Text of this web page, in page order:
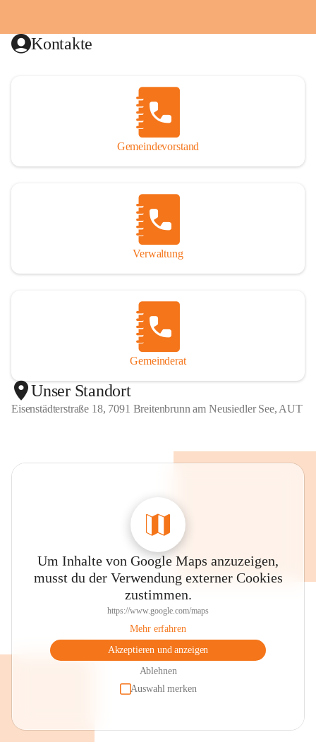
Kontakte
Gemeindevorstand
Verwaltung
Gemeinderat
Unser Standort
Eisenstädterstraße 18, 7091 Breitenbrunn am Neusiedler See, AUT
Um Inhalte von Google Maps anzuzeigen,
musst du der Verwendung externer Cookies
zustimmen.
https://www.google.com/maps
Mehr erfahren
Akzeptieren und anzeigen
Ablehnen
Auswahl merken